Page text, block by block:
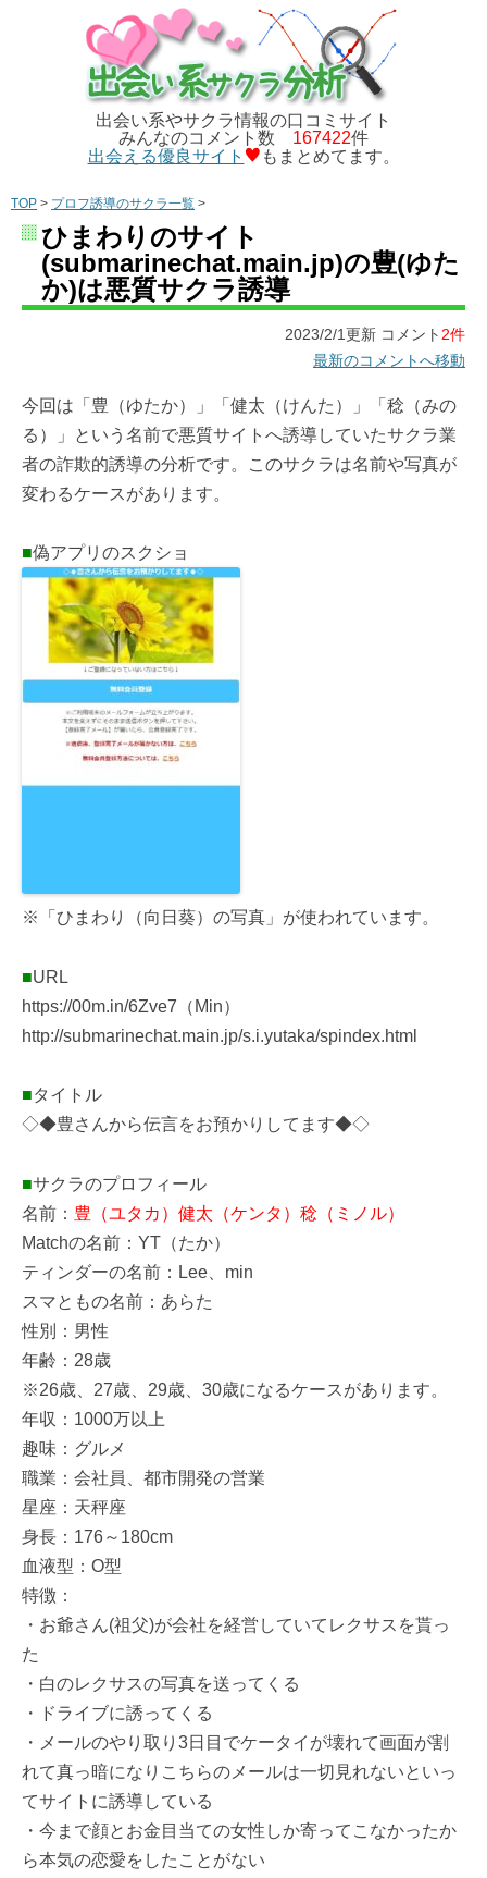
出会い系やサクラ情報の口コミサイト
みんなのコメント数 167422件
出会える優良サイト
もまとめてます。
TOP > プロフ誘導のサクラ一覧 >
ひまわりのサイト
(submarinechat.main.jp)の豊(ゆた
か)は悪質サクラ誘導
2023/2/1更新 コメント 2件
最新のコメントへ移動
今回は「豊（ゆたか）」「健太（けんた）」「稔（みの
る）」という名前で悪質サイトへ誘導していたサクラ業
者の詐欺的誘導の分析です。このサクラは名前や写真が
変わるケースがあります。
■偽アプリのスクショ
※「ひまわり（向日葵）の写真」が使われています。
■URL
https://00m.in/6Zve7（Min）
http://submarinechat.main.jp/s.i.yutaka/spindex.html
■タイトル
◇◆豊さんから伝言をお預かりしてます◆◇
■サクラのプロフィール
名前： 豊（ユタカ）健太（ケンタ）稔（ミノル）
Matchの名前：YT（たか）
ティンダーの名前：Lee、min
スマともの名前：あらた
性別：男性
年齢：28歳
※26歳、27歳、29歳、30歳になるケースがあります。
年収：1000万以上
趣味：グルメ
職業：会社員、都市開発の営業
星座：天秤座
身長：176～180cm
血液型：O型
特徴：
・お爺さん(祖父)が会社を経営していてレクサスを貰っ
た
・白のレクサスの写真を送ってくる
・ドライブに誘ってくる
・メールのやり取り3日目でケータイが壊れて画面が割
れて真っ暗になりこちらのメールは一切見れないといっ
てサイトに誘導している
・今まで顔とお金目当ての女性しか寄ってこなかったか
ら本気の恋愛をしたことがない